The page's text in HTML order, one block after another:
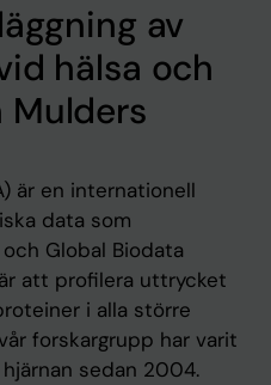
av
hälsa och
Mulders
är en internationell
data som
Global Biodata
att profilera uttrycket
i alla större
forskargrupp har varit
sedan 2004.